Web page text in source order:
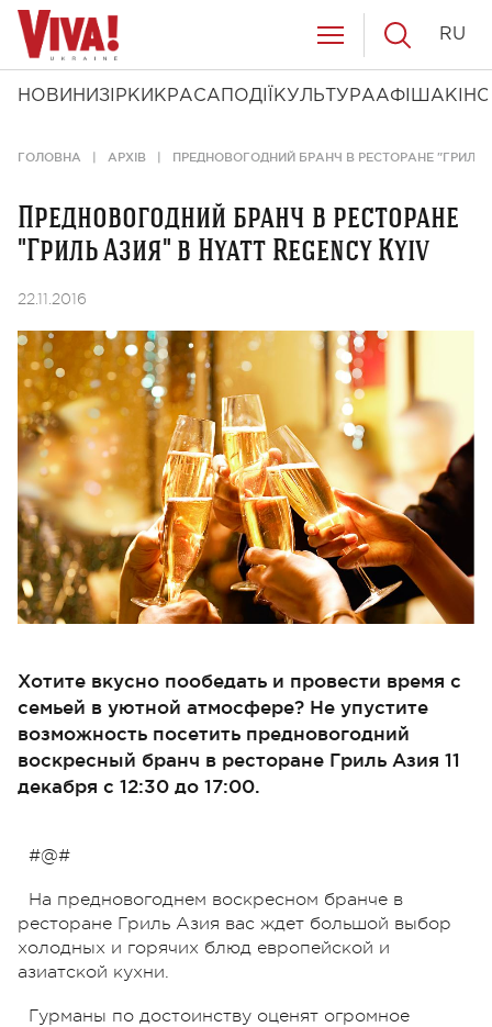
НОВИНИ ЗІРКИ КРАСА ПОДІЇ КУЛЬТУРААФІША КІНО
RU
ГОЛОВНА АРХІВ ПРЕДНОВОГОДНИЙ БРАНЧ В РЕСТОРАНЕ "ГРИЛЬ
Предновогодний бранч в ресторане
"Гриль Азия" в Hyatt Regency Kyiv
22.11.2016
Хотите вкусно пообедать и провести время с
семьей в уютной атмосфере? Не упустите
возможность посетить предновогодний
воскресный бранч в ресторане Гриль Азия 11
декабря с 12:30 до 17:00.
#@#
На предновогоднем воскресном бранче в
ресторане Гриль Азия вас ждет большой выбор
холодных и горячих блюд европейской и
азиатской кухни.
Гурманы по достоинству оценят огромное